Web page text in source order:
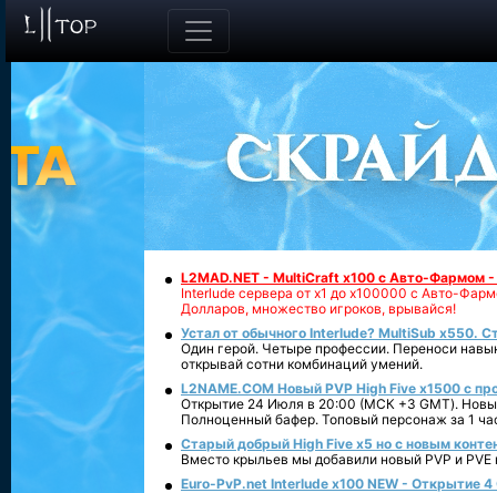
L2MAD.NET - MultiCraft x100 с Авто-Фармом
Interlude сервера от х1 до х100000 с Авто-
Долларов, множество игроков, врывайся!
Устал от обычного Interlude? MultiSub x550.
Один герой. Четыре профессии. Переноси
открывай сотни комбинаций умений.
L2NAME.COM Новый PVP High Five x1500 с
Открытие 24 Июля в 20:00 (МСК +3 GMT).
Полноценный бафер. Топовый персонаж за 1
Старый добрый High Five x5 но с новым
Вместо крыльев мы добавили новый PVP и PVE
Euro-PvP.net Interlude х100 NEW - Открытие 4